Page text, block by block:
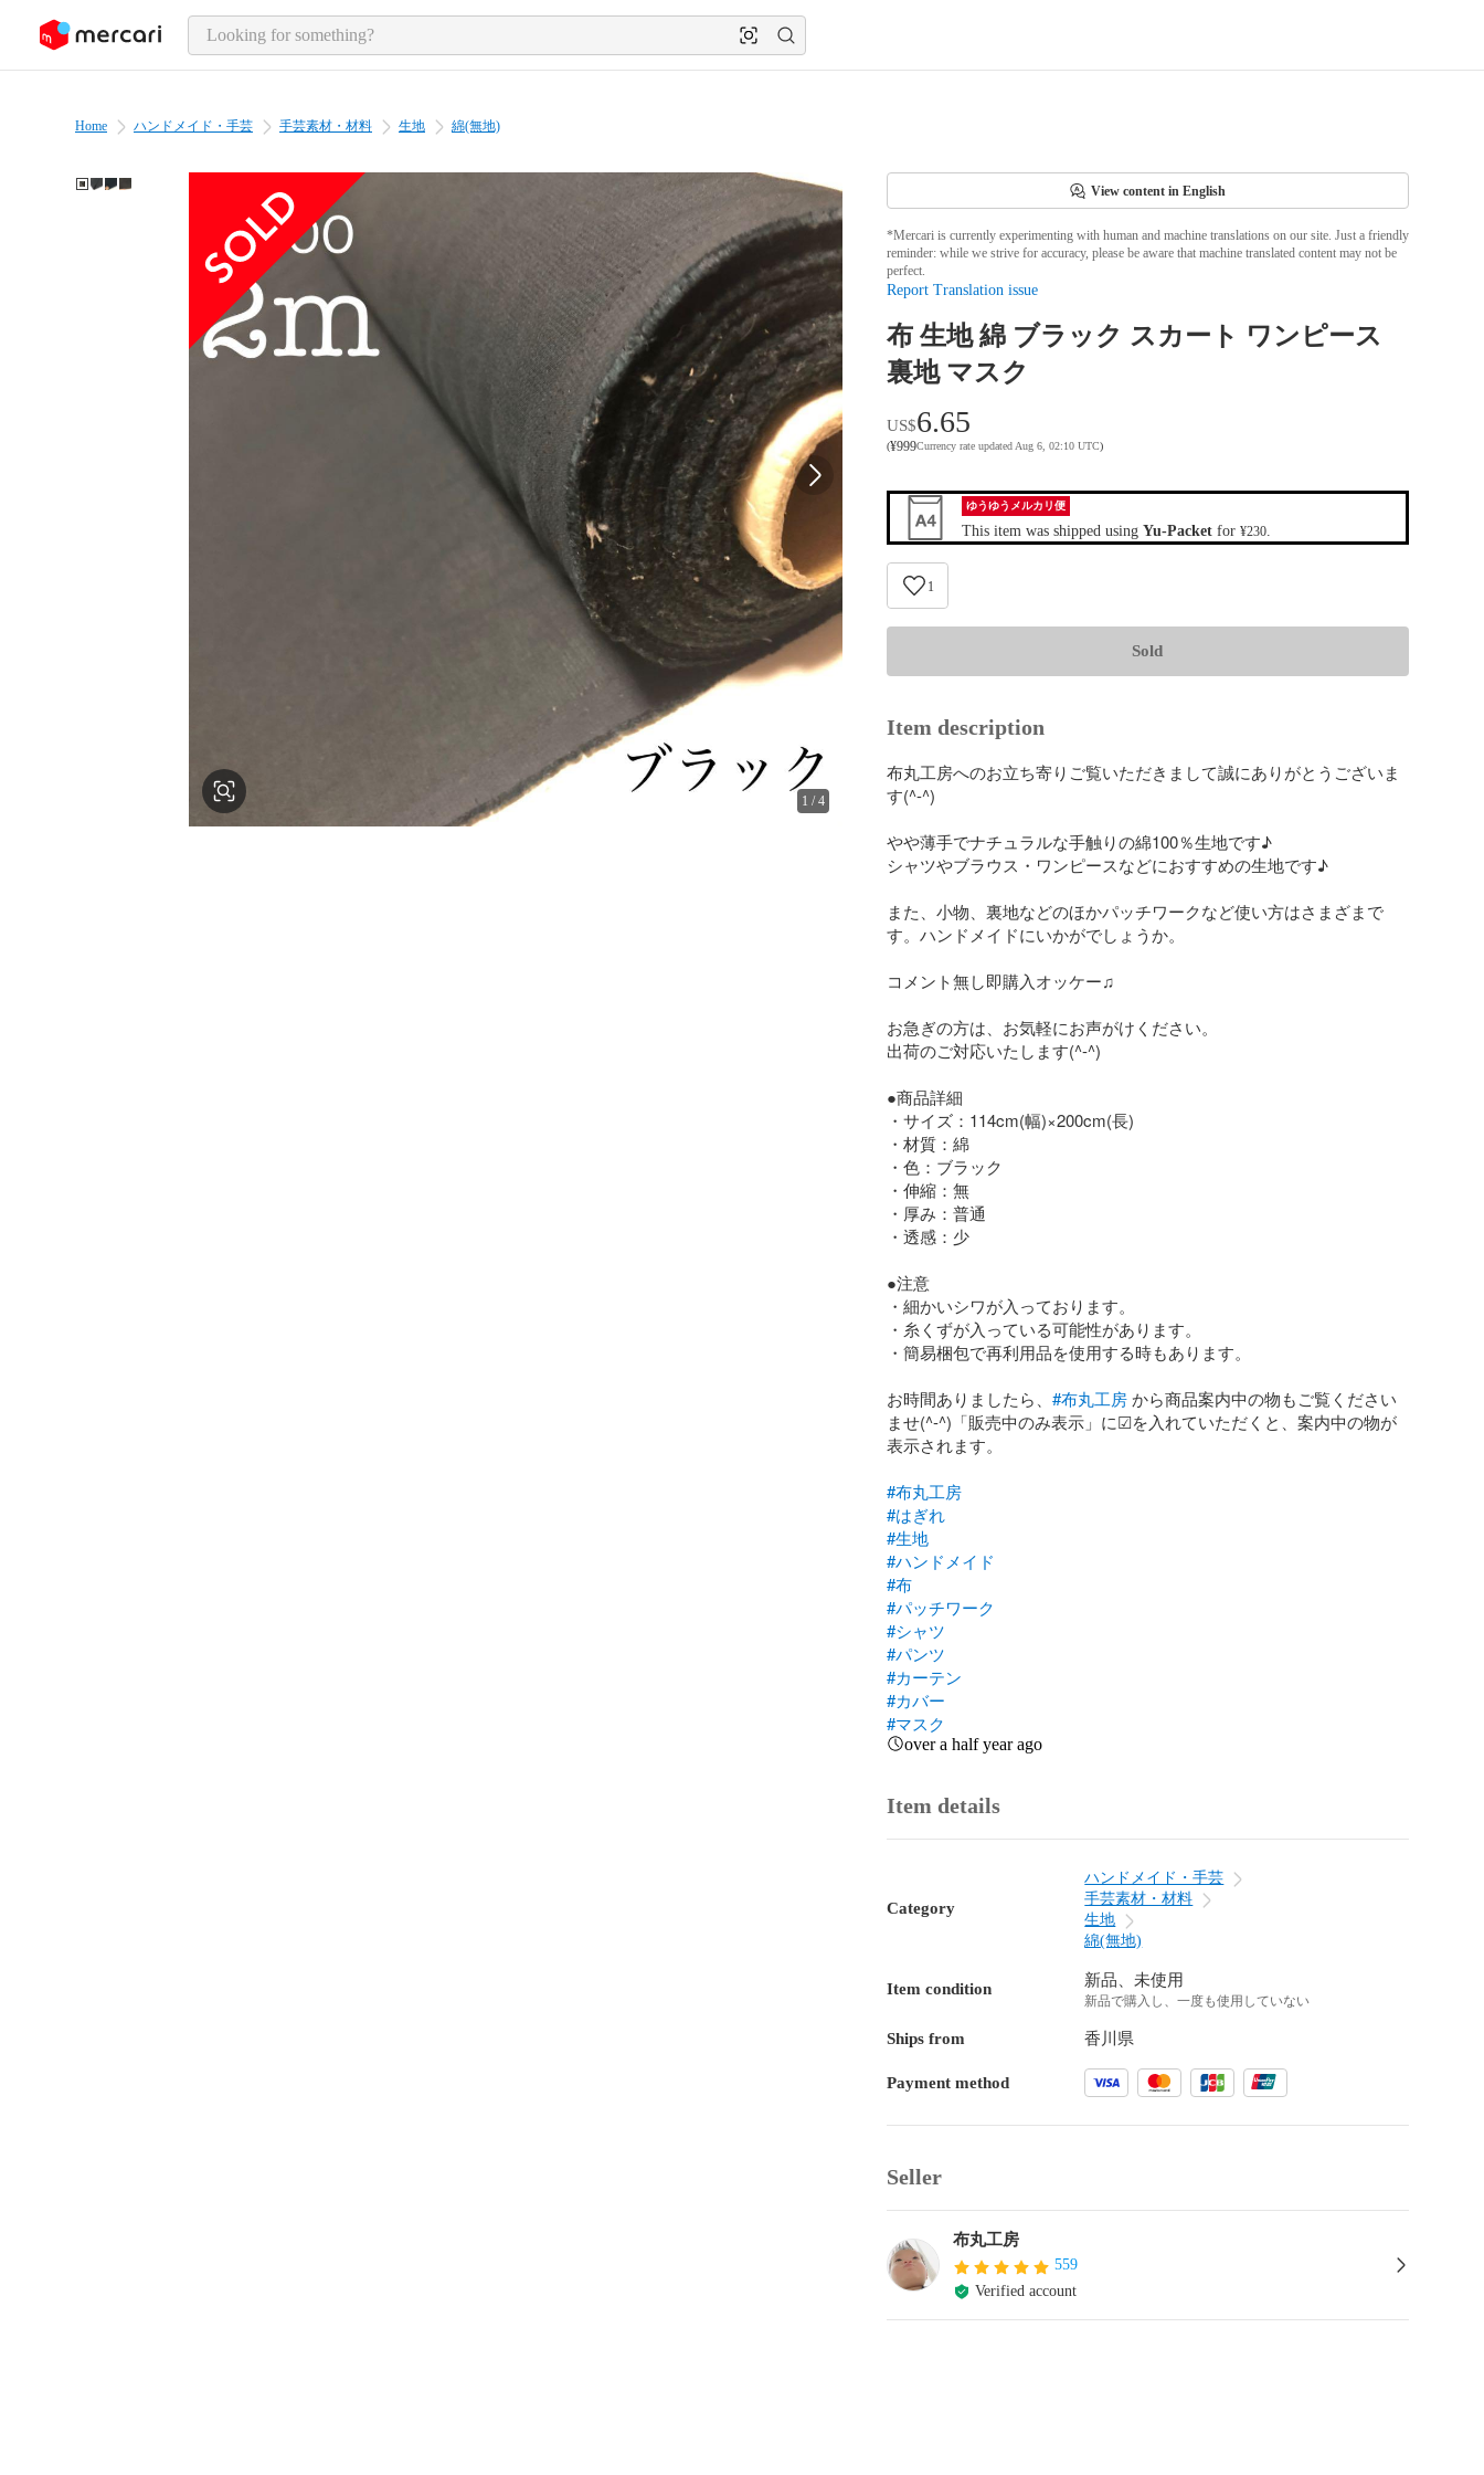
page content
Home ハンドメイド・手芸 手芸素材・材料 生地 綿(無地)
1 /4
View content in English
*Mercari is currently experimenting with human and machine translations on our site. Just a friendly
reminder: while we strive for accuracy, please be aware that machine translated content may not be
perfect.
Report Translation issue
布 生地 綿 ブラック スカート ワンピース
裏地 マスク
US$6.65
(¥999Currency rate updated Aug 6, 02:10 UTC)
ゆうゆうメルカリ便
This item was shipped using Yu-Packetfor ¥230.
1
Sold
Item description
布丸工房へのお立ち寄りご覧いただきまして誠にありがとうございま
す(^-^)
やや薄手でナチュラルな手触りの綿100％生地です♪
シャツやブラウス・ワンピースなどにおすすめの生地です♪
また、小物、裏地などのほかパッチワークなど使い方はさまざまで
す。ハンドメイドにいかがでしょうか。
コメント無し即購入オッケー♫
お急ぎの方は、お気軽にお声がけください。
出荷のご対応いたします(^-^)
●商品詳細
・サイズ：114cm(幅)×200cm(長)
・材質：綿
・色：ブラック
・伸縮：無
・厚み：普通
・透感：少
●注意
・細かいシワが入っております。
・糸くずが入っている可能性があります。
・簡易梱包で再利用品を使用する時もあります。
お時間ありましたら、 #布丸工房 から商品案内中の物もご覧ください
ませ(^-^)「販売中のみ表示」に☑︎を入れていただくと、案内中の物が
表示されます。
#布丸工房
#はぎれ
#生地
#ハンドメイド
#布
#パッチワーク
#シャツ
#パンツ
#カーテン
#カバー
#マスク
over a half year ago
Item details
Category
ハンドメイド・手芸
手芸素材・材料
生地
綿(無地)
Item condition 新品、未使用
新品で購入し、一度も使用していない
Ships from 香川県
Payment method
Seller
布丸工房
559
Verified account